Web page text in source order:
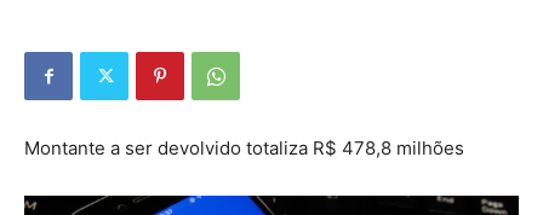
Montante a ser devolvido totaliza R$ 478,8 milhões